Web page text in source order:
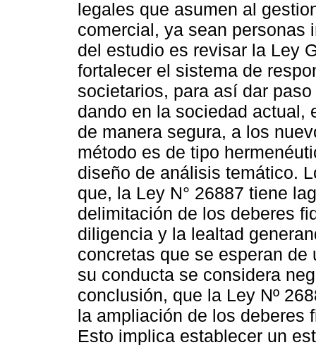
legales que asumen al
comercial, ya sean personas
del estudio es revisar la Ley
fortalecer el sistema de
societarios, para así dar
dando en la sociedad actual,
de manera segura, a los
método es de tipo
diseño de análisis temático.
que, la Ley N° 26887 tiene
delimitación de los deberes
diligencia y la lealtad
concretas que se esperan
su conducta se considera
conclusión, que la Ley Nº
la ampliación de los deberes
Esto implica establecer un